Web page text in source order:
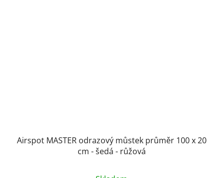
Airspot MASTER odrazový můstek průměr 100 x 20
cm - šedá - růžová